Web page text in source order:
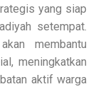
yang siap
setempat.
membantu
meningkatkan
aktif warga